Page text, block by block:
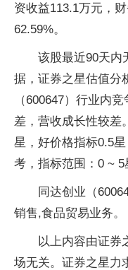
资收益113.1万元，
62.59%。
该股最近90天内
据，证券之星估值分
（600647）行业内
差，营收成长性较差
星，好价格指标0.5
考，指标范围：0 ~ 5
同达创业（
销售,食品贸易业务。
以上内容由证券
场无关。证券之星力